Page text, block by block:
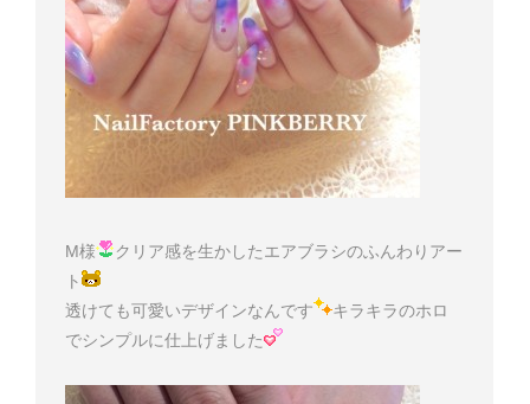
M様
クリア感を生かしたエアブラシのふんわりアー
ト
透けても可愛いデザインなんです
キラキラのホロ
でシンプルに仕上げました